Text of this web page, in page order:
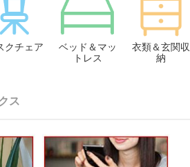
クチェア
ベッド＆マッ
トレス
衣類＆玄関収
納
ス